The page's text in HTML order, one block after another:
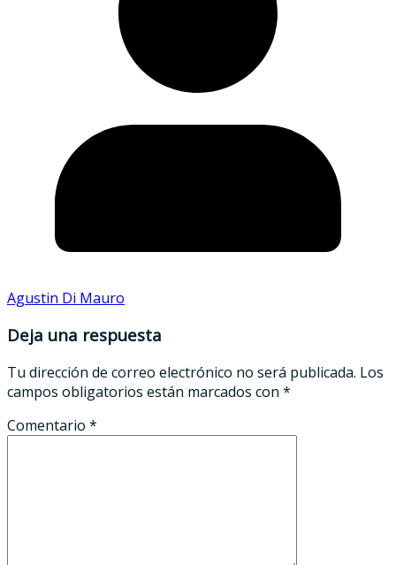
Agustin Di Mauro
Deja una respuesta
Tu dirección de correo electrónico no será publicada. Los
campos obligatorios están marcados con *
Comentario *